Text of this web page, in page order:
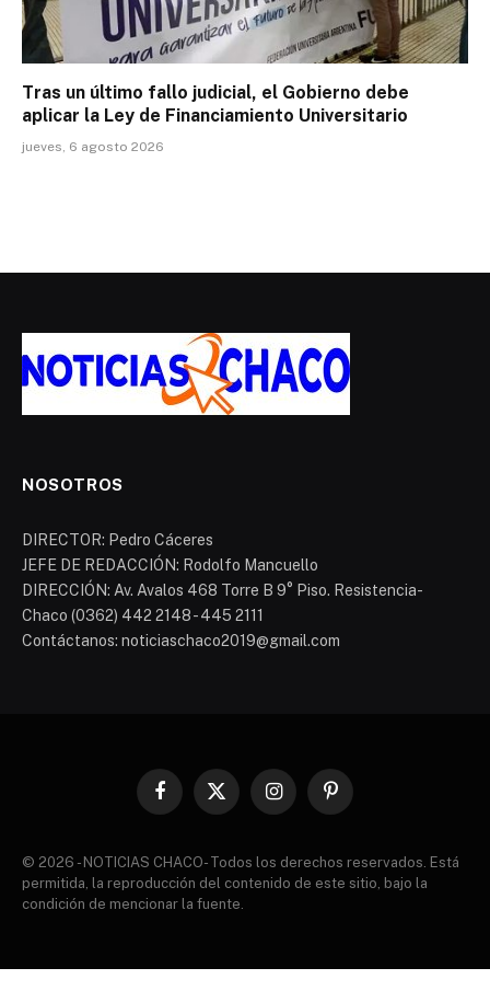
Tras un último fallo judicial, el Gobierno debe
aplicar la Ley de Financiamiento Universitario
jueves, 6 agosto 2026
NOSOTROS
DIRECTOR: Pedro Cáceres
JEFE DE REDACCIÓN: Rodolfo Mancuello
DIRECCIÓN: Av. Avalos 468 Torre B 9° Piso. Resistencia-
Chaco (0362) 442 2148 - 445 2111
Contáctanos: noticiaschaco2019@gmail.com
Facebook
X
InstagramPinterest
© 2026 - NOTICIAS CHACO- Todos los derechos reservados. Está
permitida, la reproducción del contenido de este sitio, bajo la
condición de mencionar la fuente.